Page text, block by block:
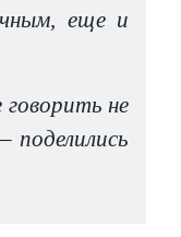
еще и
не
поделились